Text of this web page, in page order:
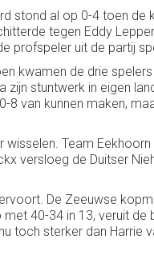
stond al op 0-4 toen de
tegen Eddy
profspeler uit de partij
kwamen de drie
stuntwerk in eigen
van kunnen maken,
Team
versloeg de Duitser
De Zeeuwse
40-34 in 13, veruit
toch sterker dan